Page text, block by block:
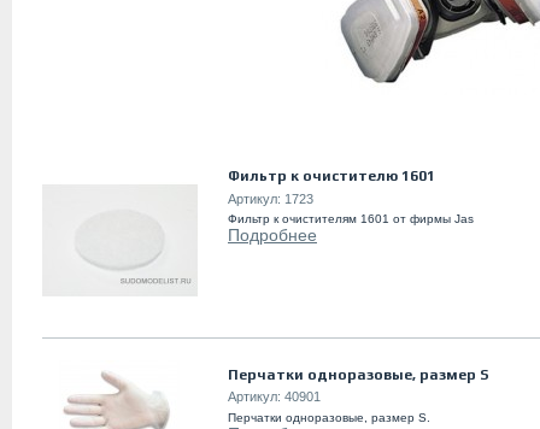
Фильтр к очистителю 1601
Артикул: 1723
Фильтр к очистителям 1601 от фирмы Jas
Подробнее
Перчатки одноразовые, размер S
Артикул: 40901
Перчатки одноразовые, размер S.